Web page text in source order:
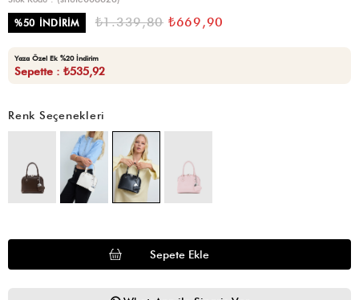
%50 İNDIRIM ₺1.339,80 ₺669,90
Yaza Özel Ek %20 İndirim
Sepette : ₺535,92
Renk Seçenekleri